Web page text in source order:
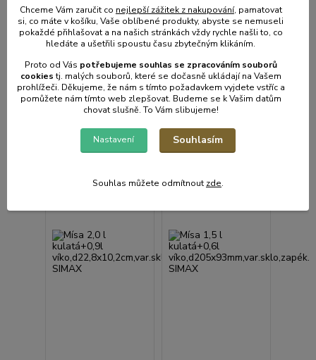
514 Kč
425 Kčbez
DPH
• Skladem centrální
sklad | odešleme do 2-3
prac. dnů
398 Kč
329 Kčbez
DPH
• Skladem centrální
sklad | odešleme do 2-3
prac. dnů
Přidat do košíku
Chceme Vám zaručit co nejlepší zážitek z nakupování, pamatovat
si, co máte v košíku, Vaše oblíbené produkty, abyste se nemuseli
pokaždé přihlašovat a na našich stránkách vždy rychle našli to, co
hledáte a ušetřili spoustu času zbytečným klikáním.
Proto od Vás potřebujeme souhlas se zpracováním souborů
cookiestj. malých souborů, které se dočasně ukládají na Vašem
prohlížeči. Děkujeme, že nám s tímto požadavkem vyjdete vstříc a
pomůžete nám tímto web zlepšovat. Budeme se k Vašim datům
chovat slušně. To Vám slibujeme!
Nastavení Souhlasím
Souhlas můžete odmítnout zde.